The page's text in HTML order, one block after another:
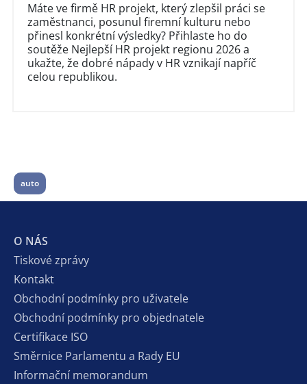
Máte ve firmě HR projekt, který zlepšil práci se
zaměstnanci, posunul firemní kulturu nebo
přinesl konkrétní výsledky? Přihlaste ho do
soutěže Nejlepší HR projekt regionu 2026 a
ukažte, že dobré nápady v HR vznikají napříč
celou republikou.
auto
O NÁS
Tiskové zprávy
Kontakt
Obchodní podmínky pro uživatele
Obchodní podmínky pro objednatele
Certifikace ISO
Směrnice Parlamentu a Rady EU
Informační memorandum